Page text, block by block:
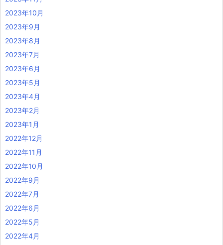
2023年10月
2023年9月
2023年8月
2023年7月
2023年6月
2023年5月
2023年4月
2023年2月
2023年1月
2022年12月
2022年11月
2022年10月
2022年9月
2022年7月
2022年6月
2022年5月
2022年4月